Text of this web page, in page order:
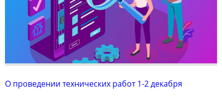
О проведении технических работ 1-2 декабря